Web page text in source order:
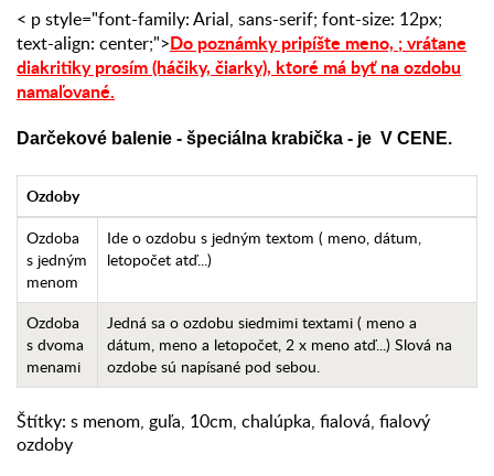
< p style="font-family: Arial, sans-serif; font-size: 12px;
text-align: center;">Do poznámky pripíšte meno, ;vrátane
diakritiky prosím (háčiky, čiarky), ktoré má byť na ozdobu
namaľované.
Darčekové balenie - špeciálna krabička - je V CENE.
Ozdoby
Ozdoba
s jedným
menom
Ide o ozdobu s jedným textom ( meno, dátum,
letopočet atď...)
Ozdoba
s dvoma
menami
Jedná sa o ozdobu siedmimi textami ( meno a
dátum, meno a letopočet, 2 x meno atď...) Slová na
ozdobe sú napísané pod sebou.
Štítky: s menom, guľa, 10cm, chalúpka, fialová, fialový
ozdoby